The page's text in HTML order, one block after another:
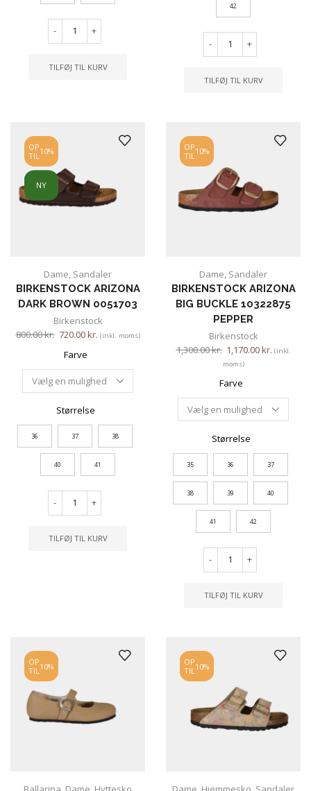
- +
TILFØJ TIL KURV
42
- +
TILFØJ TIL KURV
OP
TIL 10%
NY
Dame Sandaler
BIRKENSTOCK ARIZONA
DARK BROWN 0051703
Birkenstock
800.00kr. 720.00kr. (inkl. moms)
Farve
Størrelse
36 37 38
40 41
- +
TILFØJ TIL KURV
OP
TIL 10%
Dame Sandaler
BIRKENSTOCK ARIZONA
BIG BUCKLE 10322875
PEPPER
Birkenstock
1,300.00kr. 1,170.00kr. (inkl.
moms)
Farve
Størrelse
35 36 37
38 39 40
41 42
- +
TILFØJ TIL KURV
OP
TIL10%
OP
TIL10%